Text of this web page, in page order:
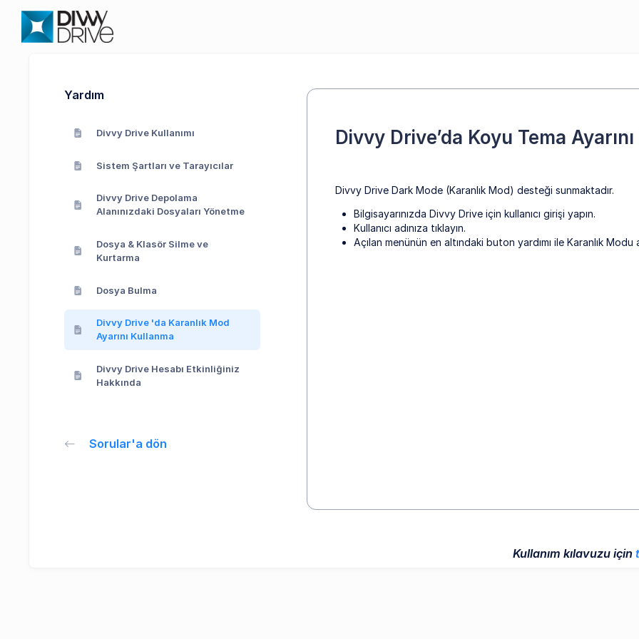
Yardım
Divvy Drive Kullanımı
Sistem Şartları ve Tarayıcılar
Divvy Drive Depolama
Alanınızdaki Dosyaları Yönetme
Dosya & Klasör Silme ve
Kurtarma
Dosya Bulma
Divvy Drive 'da Karanlık Mod
Ayarını Kullanma
Divvy Drive Hesabı Etkinliğiniz
Hakkında
Sorular'a dön
Divvy Drive’da Koyu Tema
Divvy Drive Dark Mode (Karanlık Mod) desteği sunmaktadır.
Bilgisayarınızda Divvy Drive için kullanıcı girişi yapın.
Kullanıcı adınıza tıklayın.
Açılan menünün en altındaki buton yardımı ile Karanlık
Kullanım kılavuzu için